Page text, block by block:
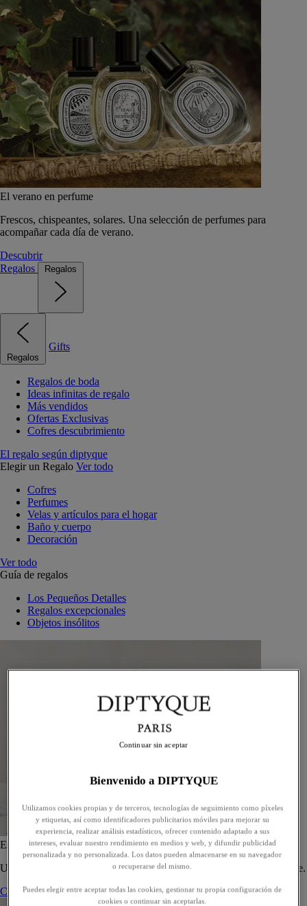
El verano en perfume
Frescos, chispeantes, solares. Una selección de perfumes para
acompañar cada día de verano.
Descubrir
Regalos
Regalos
Regalos
Gifts
Regalos de boda
Ideas infinitas de regalo
Más vendidos
Ofertas Exclusivas
Cofres descubrimiento
El regalo según diptyque
Elegir un Regalo Ver todo
Cofres
Perfumes
Velas y artículos para el hogar
Baño y cuerpo
Decoración
Ver todo
Guía de regalos
Los Pequeños Detalles
Regalos excepcionales
Objetos insólitos
Estuche de 5 eaux de toilette - Para componer
Un estuche a medida de cinco eaux de toilette, para regalar o regalarse.
Componer su estuche
Bienvenido a DIPTYQUE
Utilizamos cookies propias y de terceros, tecnologías de seguimiento como píxeles
y etiquetas, así como identificadores publicitarios móviles para mejorar su
experiencia, realizar análisis estadísticos, ofrecer contenido adaptado a sus
intereses, evaluar nuestro rendimiento en medios y web, y difundir publicidad
personalizada y no personalizada. Los datos pueden almacenarse en su navegador
o recuperarse del mismo.
Puedes elegir entre aceptar todas las cookies, gestionar tu propia configuración de
cookies o continuar sin aceptarlas.
Continuar sin aceptar